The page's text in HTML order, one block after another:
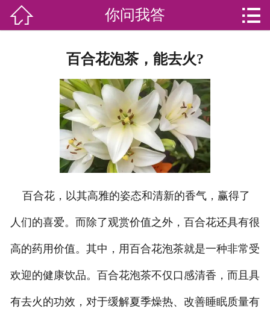
加盟苏家联
荣誉资质
家政资讯
你问我答
关于我们
 你问我答 
百合花泡茶，能去火?
百合花，以其高雅的姿态和清新的香气，赢得了
人们的喜爱。而除了观赏价值之外，百合花还具有很
高的药用价值。其中，用百合花泡茶就是一种非常受
欢迎的健康饮品。百合花泡茶不仅口感清香，而且具
有去火的功效，对于缓解夏季燥热、改善睡眠质量有